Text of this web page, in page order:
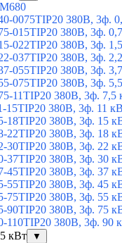
0075TIP20 380В, 3ф.
015TIP20 380В, 3ф.
022TIP20 380В, 3ф.
037TIP20 380В, 3ф.
055TIP20 380В, 3ф.
075TIP20 380В, 3ф.
11TIP20 380В, 3ф. 7,5
15TIP20 380В, 3ф. 11
18TIP20 380В, 3ф. 15
22TIP20 380В, 3ф. 18
30TIP20 380В, 3ф. 22
37TIP20 380В, 3ф. 30
45TIP20 380В, 3ф. 37
55TIP20 380В, 3ф. 45
75TIP20 380В, 3ф. 55
90TIP20 380В, 3ф. 75
110TIP20 380В, 3ф. 90
кВт
▼